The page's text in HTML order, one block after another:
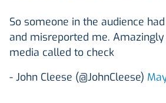
So someone in the audience
and misreported me.
media called to check
- John Cleese (@JohnCleese)